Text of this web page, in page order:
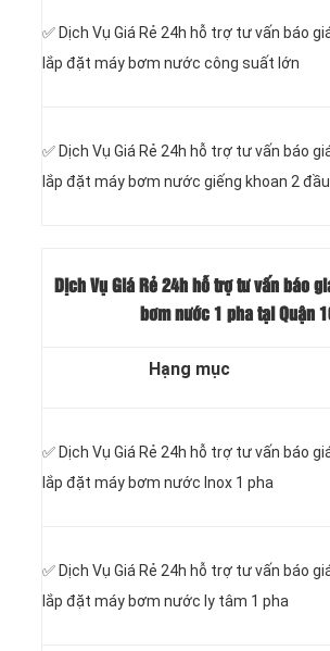
✅ Dịch Vụ Giá Rẻ 24h hỗ trợ tư vấn báo
lắp đặt máy bơm nước công suất lớn
✅ Dịch Vụ Giá Rẻ 24h hỗ trợ tư vấn báo
lắp đặt máy bơm nước giếng khoan 2 đầu
Dịch Vụ Giá Rẻ 24h hỗ trợ tư vấn báo
bơm nước 1 pha tại Quận
Hạng mục
✅ Dịch Vụ Giá Rẻ 24h hỗ trợ tư vấn báo
lắp đặt máy bơm nước Inox 1 pha
✅ Dịch Vụ Giá Rẻ 24h hỗ trợ tư vấn báo
lắp đặt máy bơm nước ly tâm 1 pha